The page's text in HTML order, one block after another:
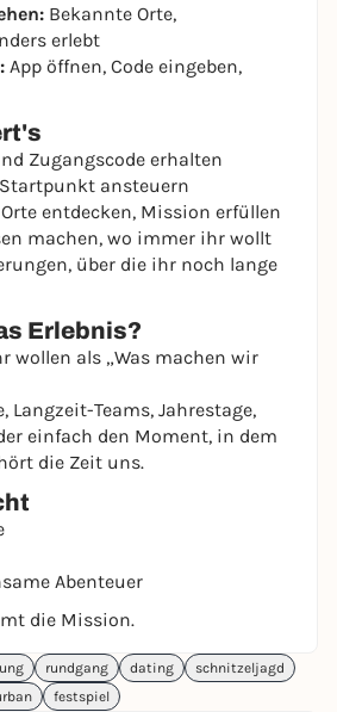
Bekannte Orte,
erlebt
App öffnen, Code eingeben,
Zugangscode erhalten
ansteuern
entdecken, Mission erfüllen
machen, wo immer ihr wollt
über die ihr noch lange
Erlebnis?
wollen als „Was machen wir
Langzeit-Teams, Jahrestage,
einfach den Moment, in dem
die Zeit uns.
Abenteuer
die Mission.
rundgang dating
schnitzeljagd
festspiel